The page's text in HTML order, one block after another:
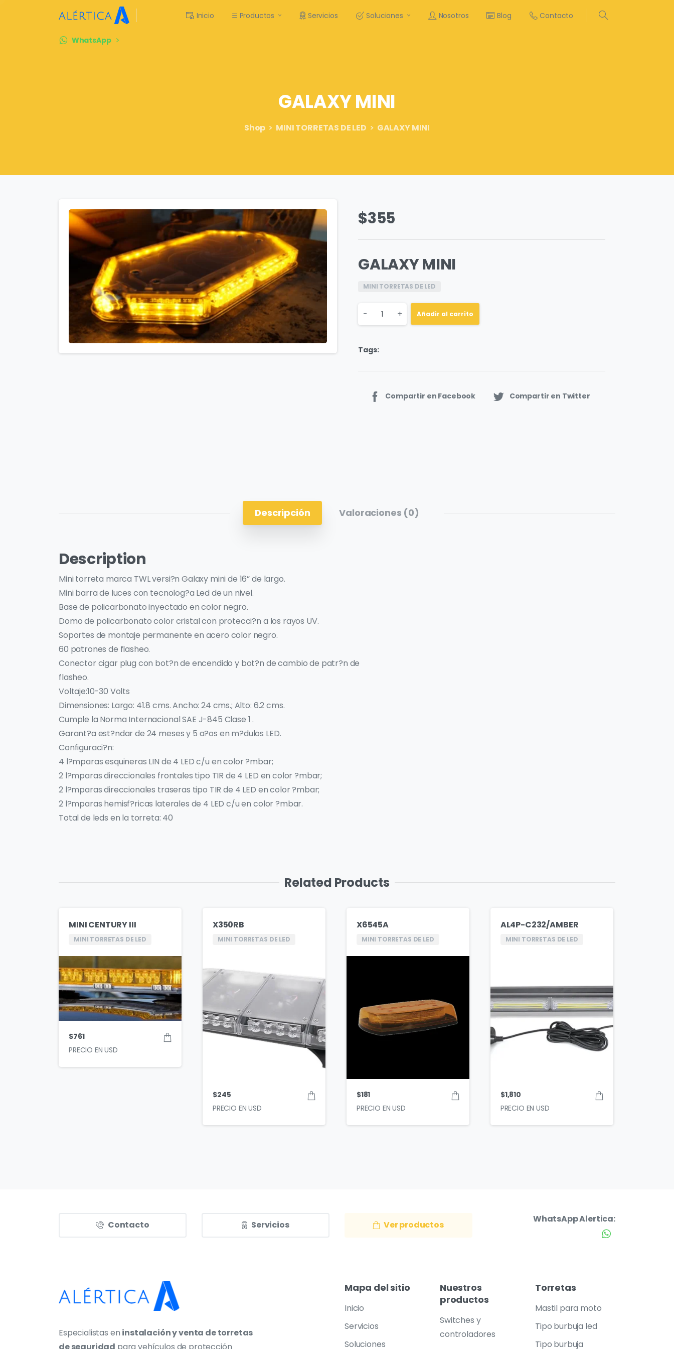
Inicio Productos Servicios Soluciones Nosotros Blog Contacto
Search
WhatsApp
GALAXYMINI
Shop MINI TORRETAS DE LED GALAXY MINI
$355
GALAXY MINI
MINI TORRETAS DE LED
Quantity
- + Añadir al carrito
Tags:
Compartir en Facebook Compartir en Twitter
Descripción Valoraciones (0)
Description
Mini torreta marca TWL versi?n Galaxy mini de 16” de largo.
Mini barra de luces con tecnolog?a Led de un nivel.
Base de policarbonato inyectado en color negro.
Domo de policarbonato color cristal con protecci?n a los rayos UV.
Soportes de montaje permanente en acero color negro.
60 patrones de flasheo.
Conector cigar plug con bot?n de encendido y bot?n de cambio de patr?n de
flasheo.
Voltaje:10-30 Volts
Dimensiones: Largo: 41.8 cms. Ancho: 24 cms.; Alto: 6.2 cms.
Cumple la Norma Internacional SAE J-845 Clase 1 .
Garant?a est?ndar de 24 meses y 5 a?os en m?dulos LED.
Configuraci?n:
4 l?mparas esquineras LIN de 4 LED c/u en color ?mbar;
2 l?mparas direccionales frontales tipo TIR de 4 LED en color ?mbar;
2 l?mparas direccionales traseras tipo TIR de 4 LED en color ?mbar;
2 l?mparas hemisf?ricas laterales de 4 LED c/u en color ?mbar.
Total de leds en la torreta: 40
Related Products
MINI CENTURY III
MINI TORRETAS DE LED
$761
X350RB
MINI TORRETAS DE LED
$245
X6545A
MINI TORRETAS DE LED
$181
AL4P-C232/AMBER
MINI TORRETAS DE LED
$1,810
Contacto Servicios Ver productos
WhatsApp Alertica:
Especialistas en instalación y venta de torretas
Mapa delsitio
Inicio
Servicios
Soluciones
Nuestros
productos
Switches y
controladores
Torretas
Mastil para moto
Tipo burbuja led
Tipo burbuja